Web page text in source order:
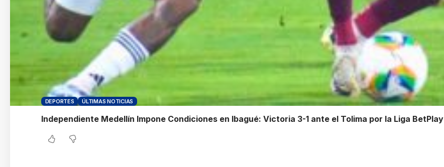
DEPORTES ÚLTIMAS NOTICIAS
Independiente Medellín Impone Condiciones en Ibagué: Victoria 3-1 ante el Tolima por la Liga BetPlay